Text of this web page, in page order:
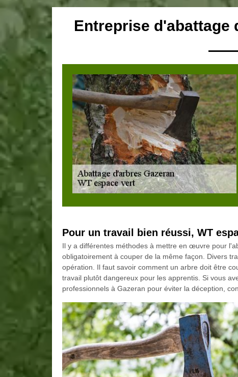
Entreprise d'abattage
Pour un travail bien réussi, WT
Il y a différentes méthodes à mettre en œuvre pour
obligatoirement à couper de la même façon. Divers
opération. Il faut savoir comment un arbre doit être
travail plutôt dangereux pour les apprentis. Si vous
professionnels à Gazeran pour éviter la déception,